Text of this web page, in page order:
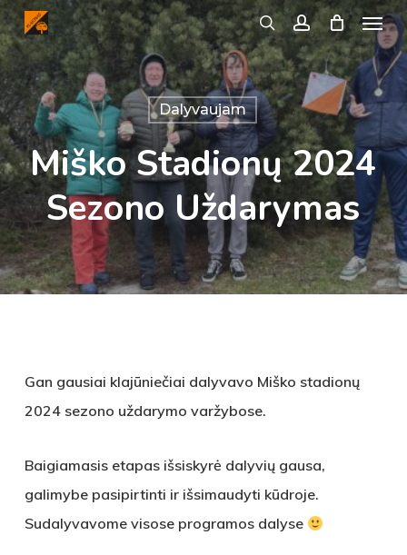
Skip
to
main
content
searchaccount
Menu
Dalyvaujam
Miško Stadionų 2024
Sezono Uždarymas
Gan gausiai klajūniečiai dalyvavo Miško stadionų
2024 sezono uždarymo varžybose.
Baigiamasis etapas išsiskyrė dalyvių gausa,
galimybe pasipirtinti ir išsimaudyti kūdroje.
Sudalyvavome visose programos dalyse